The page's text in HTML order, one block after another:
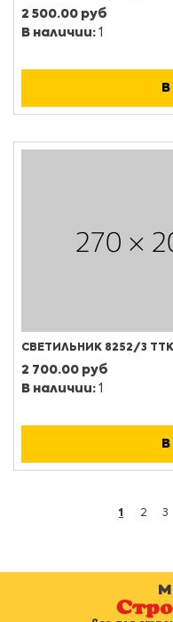
2 500.00 руб
В наличии: 1
СВЕТИЛЬНИК 8252/3 ТТК
2 700.00 руб
В наличии: 1
1 2 3